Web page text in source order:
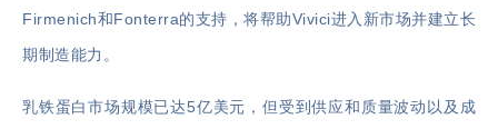
Firmenich和Fonterra的支持，将帮助Vivici进入新市场并建立长
期制造能力。
乳铁蛋白市场规模已达5亿美元，但受到供应和质量波动以及成